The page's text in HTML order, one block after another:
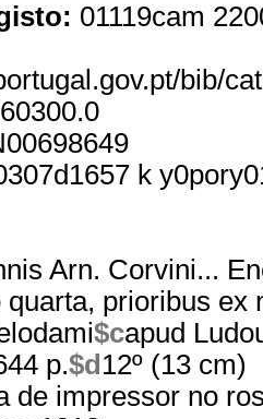
01119cam
bib/
k
Arn. Corvini...
quarta, prioribus ex
$capud
p.$d 12º (13 cm)
de impressor no